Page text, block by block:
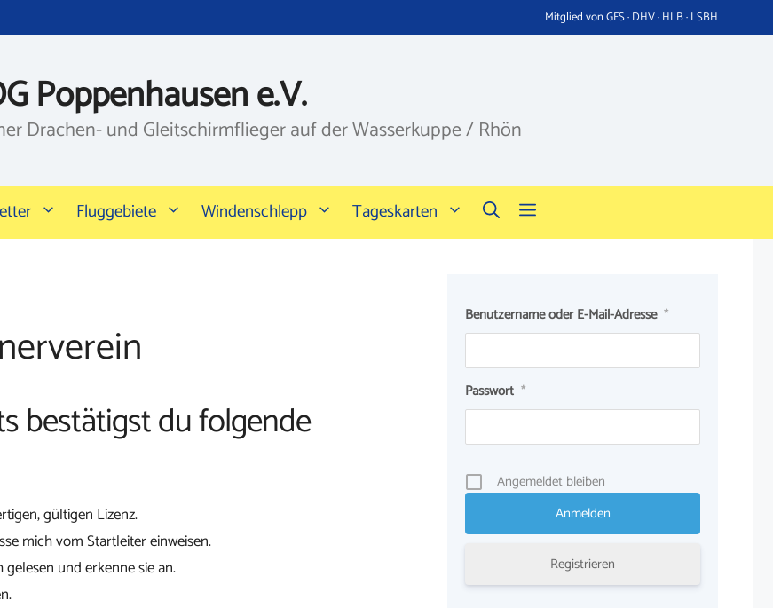
Mitglied von GFS · DHV · HLB · LSBH
Poppenhausen e.V.
Drachen- und Gleitschirmflieger auf der Wasserkuppe / Rhön
Fluggebiete Windenschlepp Tageskarten
bestätigst du folgende
gültigen Lizenz.
mich vom Startleiter einweisen.
gelesen und erkenne sie an.
Benutzername oder E-Mail-Adresse *
Passwort *
Angemeldet bleiben
Registrieren